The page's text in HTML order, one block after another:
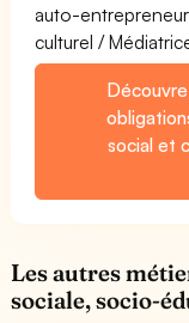
auto-
culturel /
social et
Les autres
sociale, socio-